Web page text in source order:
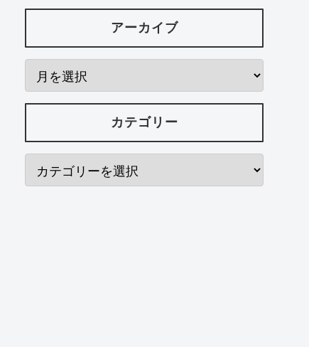
アーカイブ
カテゴリー